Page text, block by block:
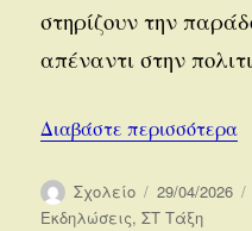
στηρίζουν την
απέναντι στην
Διαβάστε περισσότερα
Συντάκτης
Σχολείο
την
29/04/2026
Εκδηλώσεις,ΣΤ Τάξη